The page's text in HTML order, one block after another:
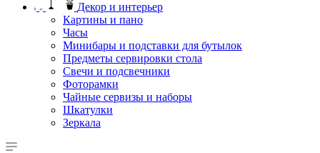
Декор и интерьер
Картины и пано
Часы
Минибары и подставки для бутылок
Предметы сервировки стола
Свечи и подсвечники
Фоторамки
Чайные сервизы и наборы
Шкатулки
Зеркала